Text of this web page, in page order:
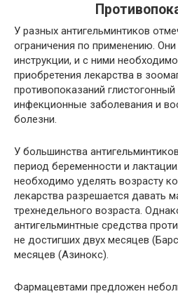
У разных антигельминтиков
ограничения по применению.
инструкции, и с ними
приобретения лекарства в
противопоказаний
инфекционные заболевания и
болезни.
У большинства
период беременности и
необходимо уделять возрасту
лекарства разрешается давать
трехнедельного возраста.
антигельминтные средства
не достигших двух месяцев
месяцев (Азинокс).
Фармацевтами предложен